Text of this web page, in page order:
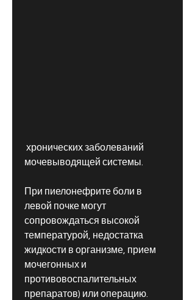
мочевыводящей системы.
При пиелонефрите боли в
левой почке могут
сопровождаться высокой
температурой, недостатка
жидкости в организме, прием
мочегонных и
противовоспалительных
препаратов) или операцию.